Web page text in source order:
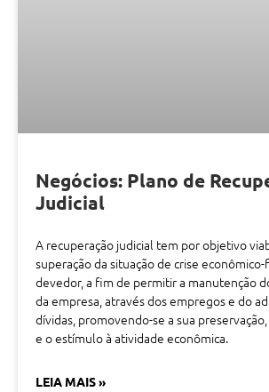
Negócios: Plano de
Judicial
A recuperação judicial tem por objetivo
superação da situação de crise
devedor, a fim de permitir a manutenção
da empresa, através dos empregos e do
dívidas, promovendo-se a sua
e o estímulo à atividade econômica.
LEIA MAIS »